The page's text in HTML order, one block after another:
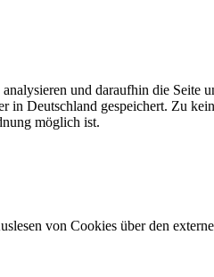
und daraufhin die Seite
in Deutschland gespeichert. Zu
möglich ist.
von Cookies über den